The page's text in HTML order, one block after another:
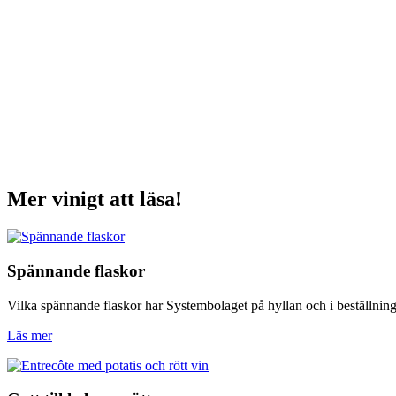
Mer vinigt att läsa!
Spännande flaskor
Vilka spännande flaskor har Systembolaget på hyllan och i
Läs mer